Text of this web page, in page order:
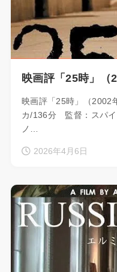
映画評「25時」（
映画評「25時」（2002
カ/136分 監督：スパ
ノ…
2026年4月6日